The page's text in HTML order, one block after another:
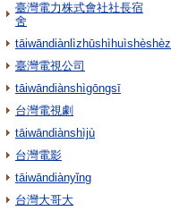
臺灣電力株式會社社長宿
舍
臺灣電視公司
tāiwāndiànshìgōngsī
台灣電視劇
tāiwāndiànshìjù
台灣電影
tāiwāndiànyǐng
台灣大哥大